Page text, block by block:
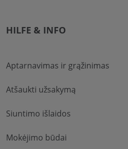
HILFE & INFO
Aptarnavimas ir grąžinimas
Atšaukti užsakymą
Siuntimo išlaidos
Mokėjimo būdai